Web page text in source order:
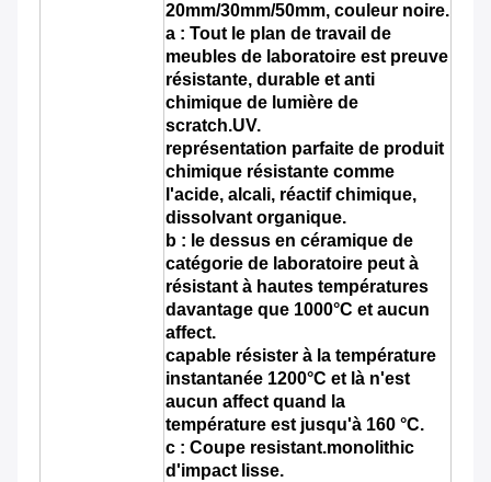
20mm/30mm/50mm, couleur noire.
a : Tout le plan de travail de
meubles de laboratoire est preuve
résistante, durable et anti
chimique de lumière de
scratch.UV.
représentation parfaite de produit
chimique résistante comme
l'acide, alcali, réactif chimique,
dissolvant organique.
b : le dessus en céramique de
catégorie de laboratoire peut à
résistant à hautes températures
davantage que 1000°C et aucun
affect.
capable résister à la température
instantanée 1200°C et là n'est
aucun affect quand la
température est jusqu'à 160 °C.
c : Coupe resistant.monolithic
d'impact lisse.